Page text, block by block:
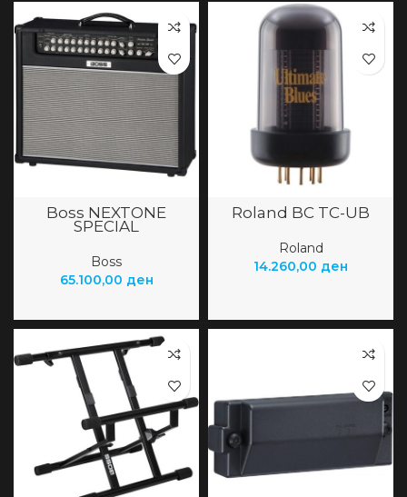
Boss NEXTONE
SPECIAL
Boss
65.100,00 ден
Roland BC TC-UB
Roland
14.260,00 ден